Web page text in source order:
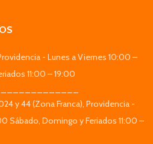
- Lunes a Viernes 10:00 –
11:00 – 19:00
y 44 (Zona Franca), Providencia -
Sábado, Domingo y Feriados 11:00 –